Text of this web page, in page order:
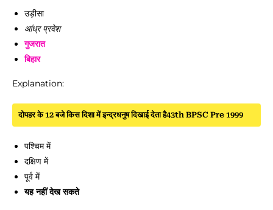
उड़ीसा
आंध्र प्रदेश
गुजरात
बिहार
Explanation:
दोपहर के 12 बजे किस दिशा में इन्द्रधनुष दिखाई देता है43th BPSC Pre 1999
पश्चिम में
दक्षिण में
पूर्व में
यह नहीं देख सकते